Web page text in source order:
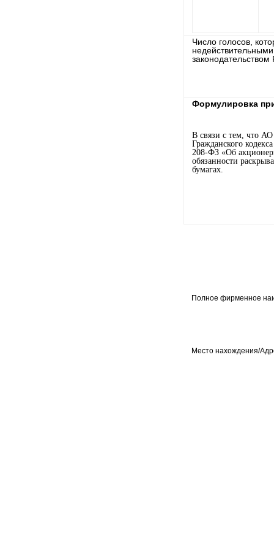
Число голосов,
Формулировка
В связи с тем, что
Гражданского
208-ФЗ «Об
обязанности
бумагах.
Полное фирменное
Место нахождения/